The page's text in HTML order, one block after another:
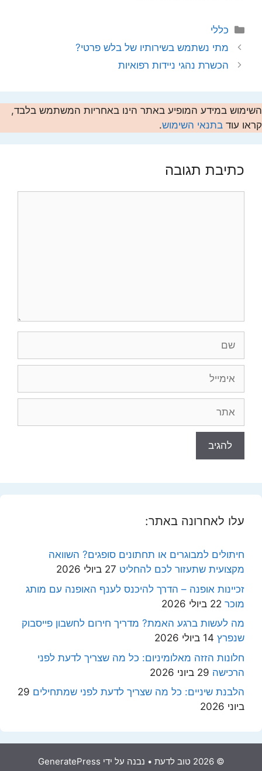
קטגוריות
כללי
מתי נשתמש בשירותיו של בלש פרטי?
הכשרת נהגי ניידות רפואיות
השימוש במידע המופיע באתר הינו באחריות המשתמש בלבד,
קראו עוד בתנאי השימוש.
כתיבת תגובה
עלו לאחרונה באתר:
חיתולים למבוגרים או תחתונים סופגים? השוואה
מקצועית שתעזור לכם להחליט 27 ביולי 2026
זכיינות אופנה – הדרך להיכנס לענף האופנה עם מותג
מוכר 22 ביולי 2026
מה לעשות ברגע האמת? מדריך חירום לחשבון פייסבוק
שנפרץ 14 ביולי 2026
חלונות הזזה מאלומיניום: כל מה שצריך לדעת לפני
הרכישה 29 ביוני 2026
הלבנת שיניים: כל מה שצריך לדעת לפני שמתחילים 29
ביוני 2026
© 2026 טוב לדעת • נבנה על ידי GeneratePress